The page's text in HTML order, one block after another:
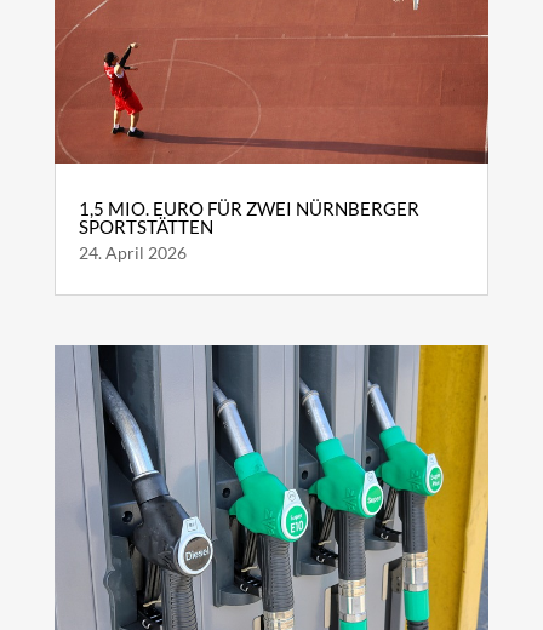
1,5 MIO. EURO FÜR ZWEI NÜRNBERGER
SPORTSTÄTTEN
24. April 2026